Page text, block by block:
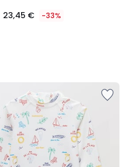
23,45 € -33%